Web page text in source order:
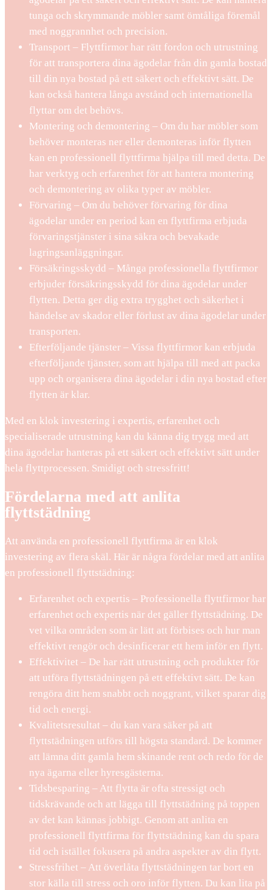
tunga och skrymmande möbler samt ömtåliga föremål
med noggrannhet och precision.
Transport – Flyttfirmor har rätt fordon och utrustning
för att transportera dina ägodelar från din gamla bostad
till din nya bostad på ett säkert och effektivt sätt. De
kan också hantera långa avstånd och internationella
flyttar om det behövs.
Montering och demontering – Om du har möbler som
behöver monteras ner eller demonteras inför flytten
kan en professionell flyttfirma hjälpa till med detta. De
har verktyg och erfarenhet för att hantera montering
och demontering av olika typer av möbler.
Förvaring – Om du behöver förvaring för dina
ägodelar under en period kan en flyttfirma erbjuda
förvaringstjänster i sina säkra och bevakade
lagringsanläggningar.
Försäkringsskydd – Många professionella flyttfirmor
erbjuder försäkringsskydd för dina ägodelar under
flytten. Detta ger dig extra trygghet och säkerhet i
händelse av skador eller förlust av dina ägodelar under
transporten.
Efterföljande tjänster – Vissa flyttfirmor kan erbjuda
efterföljande tjänster, som att hjälpa till med att packa
upp och organisera dina ägodelar i din nya bostad efter
flytten är klar.
Med en klok investering i expertis, erfarenhet och
specialiserade utrustning kan du känna dig trygg med att
dina ägodelar hanteras på ett säkert och effektivt sätt under
hela flyttprocessen. Smidigt och stressfritt!
Fördelarna med att anlita
flyttstädning
Att använda en professionell flyttfirma är en klok
investering av flera skäl. Här är några fördelar med att anlita
en professionell flyttstädning:
Erfarenhet och expertis – Professionella flyttfirmor har
erfarenhet och expertis när det gäller flyttstädning. De
vet vilka områden som är lätt att förbises och hur man
effektivt rengör och desinficerar ett hem inför en flytt.
Effektivitet – De har rätt utrustning och produkter för
att utföra flyttstädningen på ett effektivt sätt. De kan
rengöra ditt hem snabbt och noggrant, vilket sparar dig
tid och energi.
Kvalitetsresultat – du kan vara säker på att
flyttstädningen utförs till högsta standard. De kommer
att lämna ditt gamla hem skinande rent och redo för de
nya ägarna eller hyresgästerna.
Tidsbesparing – Att flytta är ofta stressigt och
tidskrävande och att lägga till flyttstädning på toppen
av det kan kännas jobbigt. Genom att anlita en
professionell flyttfirma för flyttstädning kan du spara
tid och istället fokusera på andra aspekter av din flytt.
Stressfrihet – Att överlåta flyttstädningen tar bort en
stor källa till stress och oro inför flytten. Du kan lita på